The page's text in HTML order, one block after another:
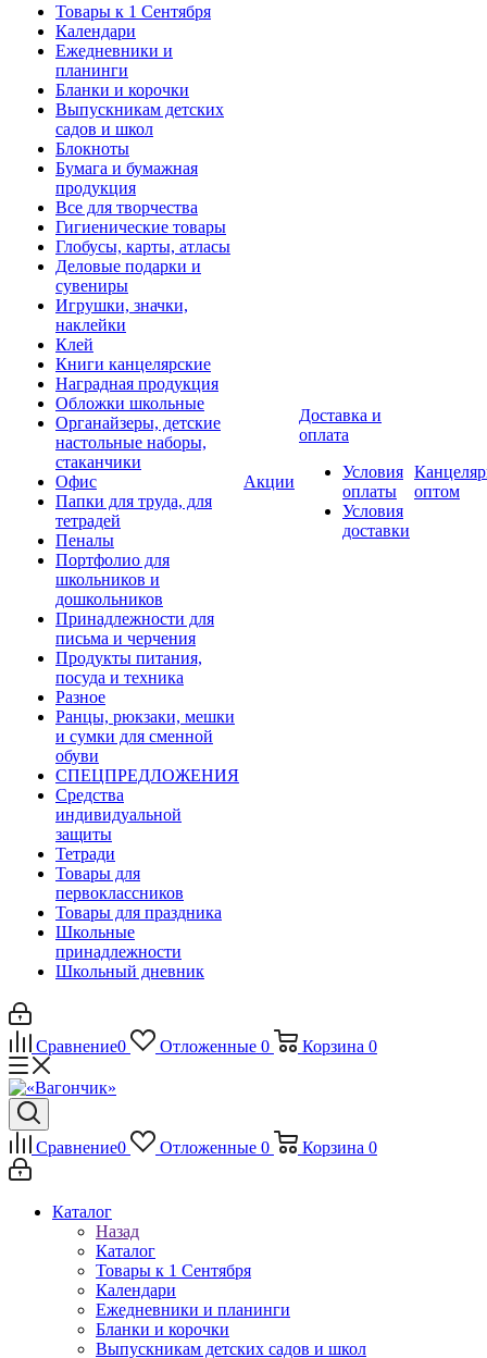
Товары к 1 Сентября
Календари
Ежедневники и
планинги
Бланки и корочки
Выпускникам детских
садов и школ
Блокноты
Бумага и бумажная
продукция
Все для творчества
Гигиенические товары
Глобусы, карты, атласы
Деловые подарки и
сувениры
Игрушки, значки,
наклейки
Клей
Книги канцелярские
Наградная продукция
Обложки школьные
Органайзеры, детские
настольные наборы,
стаканчики
Офис
Папки для труда, для
тетрадей
Пеналы
Портфолио для
школьников и
дошкольников
Принадлежности для
письма и черчения
Продукты питания,
посуда и техника
Разное
Ранцы, рюкзаки, мешки
и сумки для сменной
обуви
СПЕЦПРЕДЛОЖЕНИЯ
Средства
индивидуальной
защиты
Тетради
Товары для
первоклассников
Товары для праздника
Школьные
принадлежности
Школьный дневник
Акции
Доставка и
оплата
Условия
оплаты
Условия
доставки
оптом
Сравнение0 Отложенные 0 Корзина 0
Сравнение0 Отложенные 0 Корзина 0
Каталог
Назад
Каталог
Товары к 1 Сентября
Календари
Ежедневники и планинги
Бланки и корочки
Выпускникам детских садов и школ